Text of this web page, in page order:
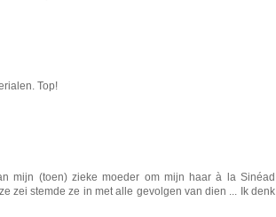
Top!
mijn (toen) zieke moeder om mijn haar à la Sinéad
zei stemde ze in met alle gevolgen van dien ... Ik denk